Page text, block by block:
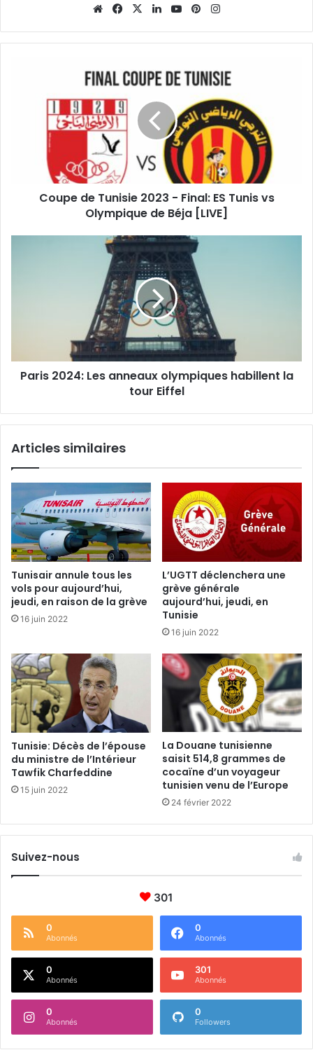
WebsiteFacebook
X LinkedinYouTubePinterest
OlympiqueCoupe de Tunisie 2023 - Final: ES Tunis vs
Olympique de Béja [LIVE]
Eiffel
Paris 2024: Les anneaux olympiques habillent la
tour Eiffel
Articles similaires
Tunisair annule tous les
vols pour aujourd’hui,
jeudi, en raison de la grève
16 juin 2022
L’UGTT déclenchera une
grève générale
aujourd’hui, jeudi, en
Tunisie
16 juin 2022
Tunisie: Décès de l’épouse
du ministre de l’Intérieur
Tawfik Charfeddine
15 juin 2022
La Douane tunisienne
saisit 514,8 grammes de
cocaïne d’un voyageur
tunisien venu de l’Europe
24 février 2022
Suivez-nous
301
0
Abonnés
0
Abonnés
0
Abonnés
301
Abonnés
0
Abonnés
0
Followers